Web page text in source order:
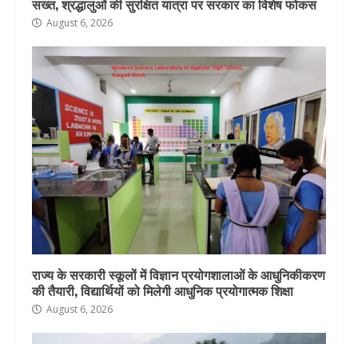
सख्त, श्रद्धालुओं की सुरक्षित यात्रा पर सरकार का विशेष फोकस
August 6, 2026
राज्य के सरकारी स्कूलों में विज्ञान प्रयोगशालाओं के आधुनिकीकरण
की तैयारी, विद्यार्थियों को मिलेगी आधुनिक प्रयोगात्मक शिक्षा
August 6, 2026